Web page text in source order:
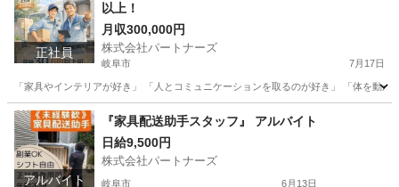
正社員
以上！
月収300,000円
株式会社パートナーズ
岐阜市 7月17日
「家具やインテリアが好き」 「人とコミュニケーションを取るのが好き」 「体を動
岐阜 岐阜市 配送 未経験
アルバイト
『家具配送助手スタッフ』 アルバイト
日給9,500円
株式会社パートナーズ
岐阜市 6月13日